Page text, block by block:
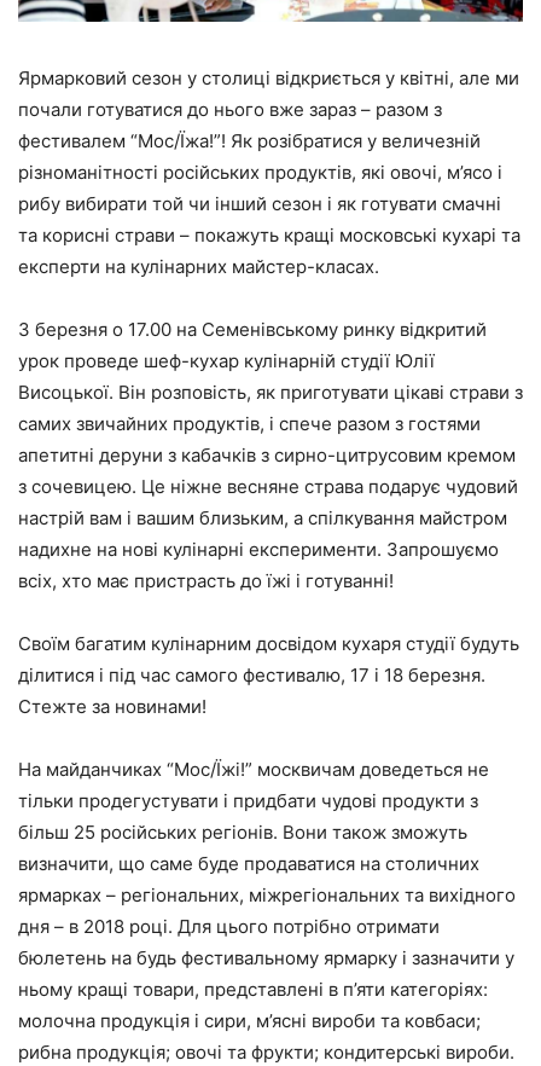
Ярмарковий сезон у столиці відкриється у квітні, але ми
почали готуватися до нього вже зараз – разом з
фестивалем “Мос/Їжа!”! Як розібратися у величезній
різноманітності російських продуктів, які овочі, м’ясо і
рибу вибирати той чи інший сезон і як готувати смачні
та корисні страви – покажуть кращі московські кухарі та
експерти на кулінарних майстер-класах.
3 березня о 17.00 на Семенівському ринку відкритий
урок проведе шеф-кухар кулінарній студії Юлії
Висоцької. Він розповість, як приготувати цікаві страви з
самих звичайних продуктів, і спече разом з гостями
апетитні деруни з кабачків з сирно-цитрусовим кремом
з сочевицею. Це ніжне весняне страва подарує чудовий
настрій вам і вашим близьким, а спілкування майстром
надихне на нові кулінарні експерименти. Запрошуємо
всіх, хто має пристрасть до їжі і готуванні!
Своїм багатим кулінарним досвідом кухаря студії будуть
ділитися і під час самого фестивалю, 17 і 18 березня.
Стежте за новинами!
На майданчиках “Мос/Їжі!” москвичам доведеться не
тільки продегустувати і придбати чудові продукти з
більш 25 російських регіонів. Вони також зможуть
визначити, що саме буде продаватися на столичних
ярмарках – регіональних, міжрегіональних та вихідного
дня – в 2018 році. Для цього потрібно отримати
бюлетень на будь фестивальному ярмарку і зазначити у
ньому кращі товари, представлені в п’яти категоріях:
молочна продукція і сири, м’ясні вироби та ковбаси;
рибна продукція; овочі та фрукти; кондитерські вироби.